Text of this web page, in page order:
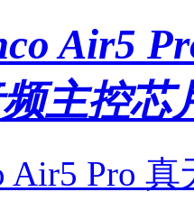
Air5
主控芯
Air5 Pro